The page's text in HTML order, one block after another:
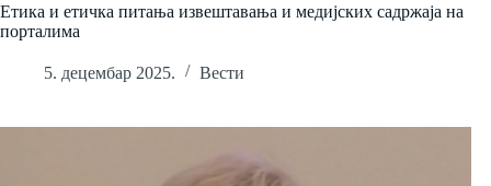
Етика и етичка питања извештавања и медијских садржаја на
порталимa
5. децембар 2025. Вести